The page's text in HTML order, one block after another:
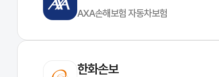
AXA손해보험 자동차보험
한화손보